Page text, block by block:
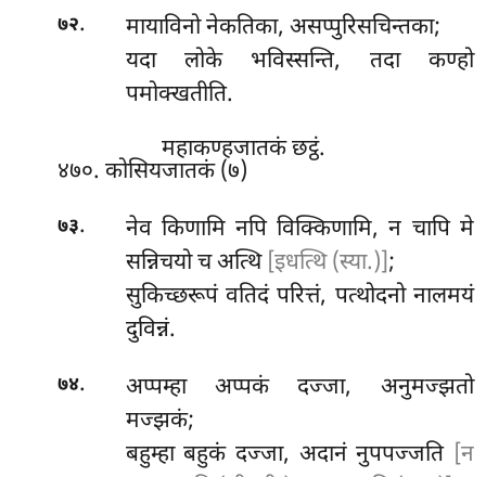
७२.
मायाविनो नेकतिका, असप्पुरिसचिन्तका;
यदा लोके भविस्सन्ति, तदा कण्हो
पमोक्खतीति.
महाकण्हजातकं छट्ठं.
४७०. कोसियजातकं (७)
७३. नेव किणामि नपि विक्किणामि, न चापि मे
सन्निचयो च अत्थि [इधत्थि (स्या.)];
सुकिच्छरूपं वतिदं परित्तं, पत्थोदनो नालमयं
दुविन्नं.
७४.
अप्पम्हा अप्पकं दज्जा, अनुमज्झतो
मज्झकं;
बहुम्हा बहुकं दज्जा, अदानं नुपपज्जति [न